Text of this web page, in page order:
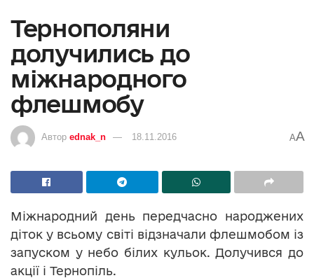
Тернополяни
долучились до
міжнародного
флешмобу
Автор ednak_n 18.11.2016 AA
Міжнародний день передчасно народжених
діток у всьому світі відзначали флешмобом із
запуском у небо білих кульок. Долучився до
акції і Тернопіль.